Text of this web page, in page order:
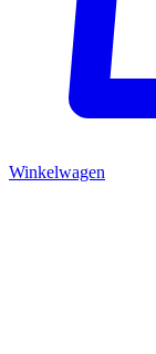
Winkelwagen